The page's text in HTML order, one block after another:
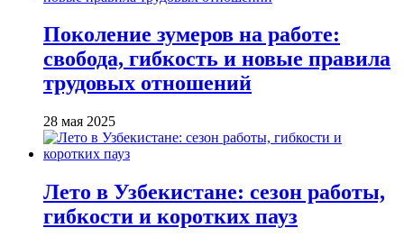
Поколение зумеров на работе:
свобода, гибкость и новые правила
трудовых отношений
28 мая 2025
Лето в Узбекистане: сезон работы,
гибкости и коротких пауз